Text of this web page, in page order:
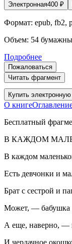
Электронная400 ₽
Формат: epub, fb2,
Объем: 54
Подробнее
Пожаловаться
Читать фрагмент
Купить
О книге
Бесплатный
В КАЖДОМ
В каждом
Есть девчонки и
Брат с сестрой и
Может, — бабушка
А еще, наверно, —